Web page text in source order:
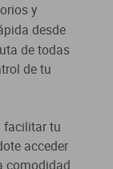
y
desde
de todas
de tu
facilitar tu
acceder
comodidad